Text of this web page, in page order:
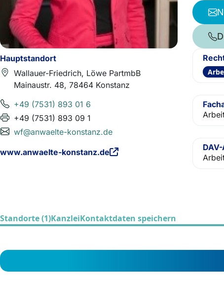
Hauptstandort
Wallauer-Friedrich, Löwe PartmbB
Mainaustr. 48, 78464 Konstanz
+49 (7531) 893 01 6
+49 (7531) 893 09 1
wf@anwaelte-konstanz.de
www.anwaelte-konstanz.de
Standorte (1)KanzleiKontaktdaten speichern